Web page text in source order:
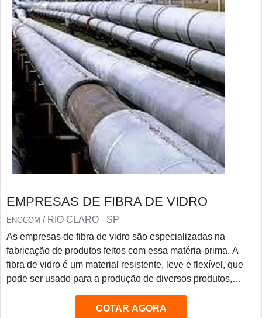
EMPRESAS DE FIBRA DE VIDRO
ENGCOM / RIO CLARO - SP
As empresas de fibra de vidro são especializadas na
fabricação de produtos feitos com essa matéria-prima. A
fibra de vidro é um material resistente, leve e flexível, que
pode ser usado para a produção de diversos produtos,
embarcações, entre outros. As empresas de fibra de vidro
COTAR AGORA